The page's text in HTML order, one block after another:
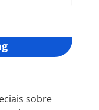
sobre